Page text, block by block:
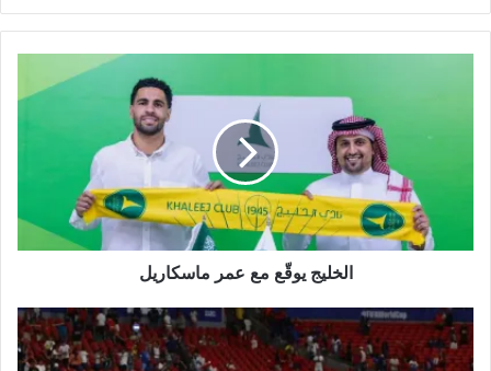
ق
ع
و
ب
الخليج يوقّع مع عمر ماسكاريل